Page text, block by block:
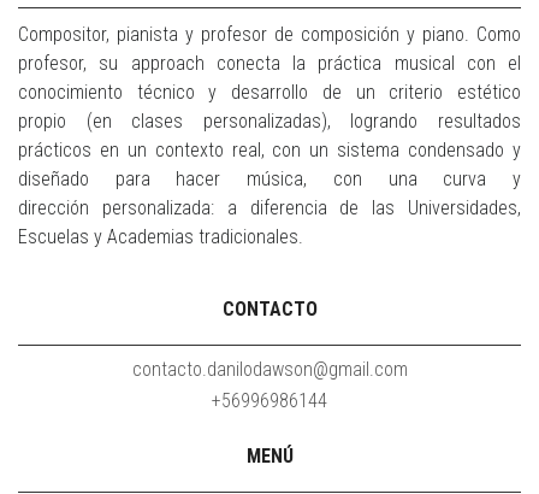
Compositor, pianista y profesor de composición y piano. Como
profesor, su approach conecta la práctica musical con el
conocimiento técnico y desarrollo de un criterio estético
propio (en clases personalizadas), logrando resultados
prácticos en un contexto real, con un sistema condensado y
diseñado para hacer música, con una curva y
dirección personalizada: a diferencia de las Universidades,
Escuelas y Academias tradicionales.
CONTACTO
contacto.danilodawson@gmail.com
+56996986144
MENÚ